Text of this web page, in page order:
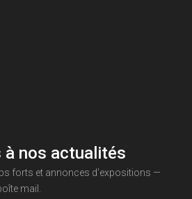
à nos actualités
forts et annonces d’expositions —
mail.